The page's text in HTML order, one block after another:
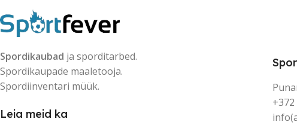
Spordikaubad ja sporditarbed.
Spordikaupade maaletooja.
Spordiinventari müük.
Leia meid ka
+372